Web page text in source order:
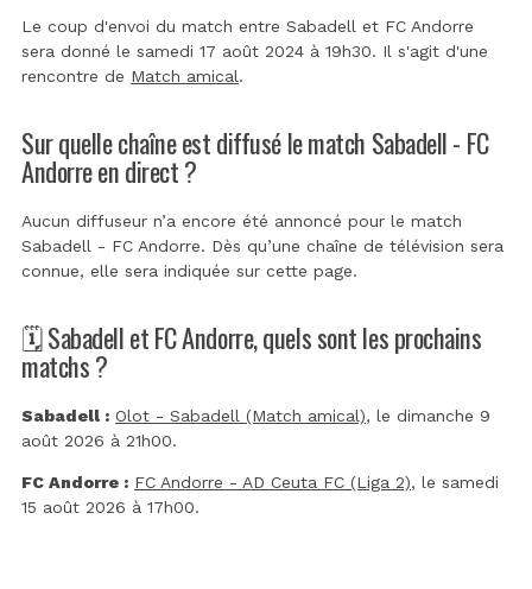
Le coup d'envoi du match entre Sabadell et FC Andorre
sera donné le samedi 17 août 2024 à 19h30. Il s'agit d'une
rencontre de Match amical.
Sur quelle chaîne est diffusé le match Sabadell - FC
Andorre en direct ?
Aucun diffuseur n’a encore été annoncé pour le match
Sabadell - FC Andorre. Dès qu’une chaîne de télévision sera
connue, elle sera indiquée sur cette page.
🗓️ Sabadell et FC Andorre, quels sont les prochains
matchs ?
Sabadell : Olot - Sabadell (Match amical), le dimanche 9
août 2026 à 21h00.
FC Andorre : FC Andorre - AD Ceuta FC (Liga 2), le samedi
15 août 2026 à 17h00.